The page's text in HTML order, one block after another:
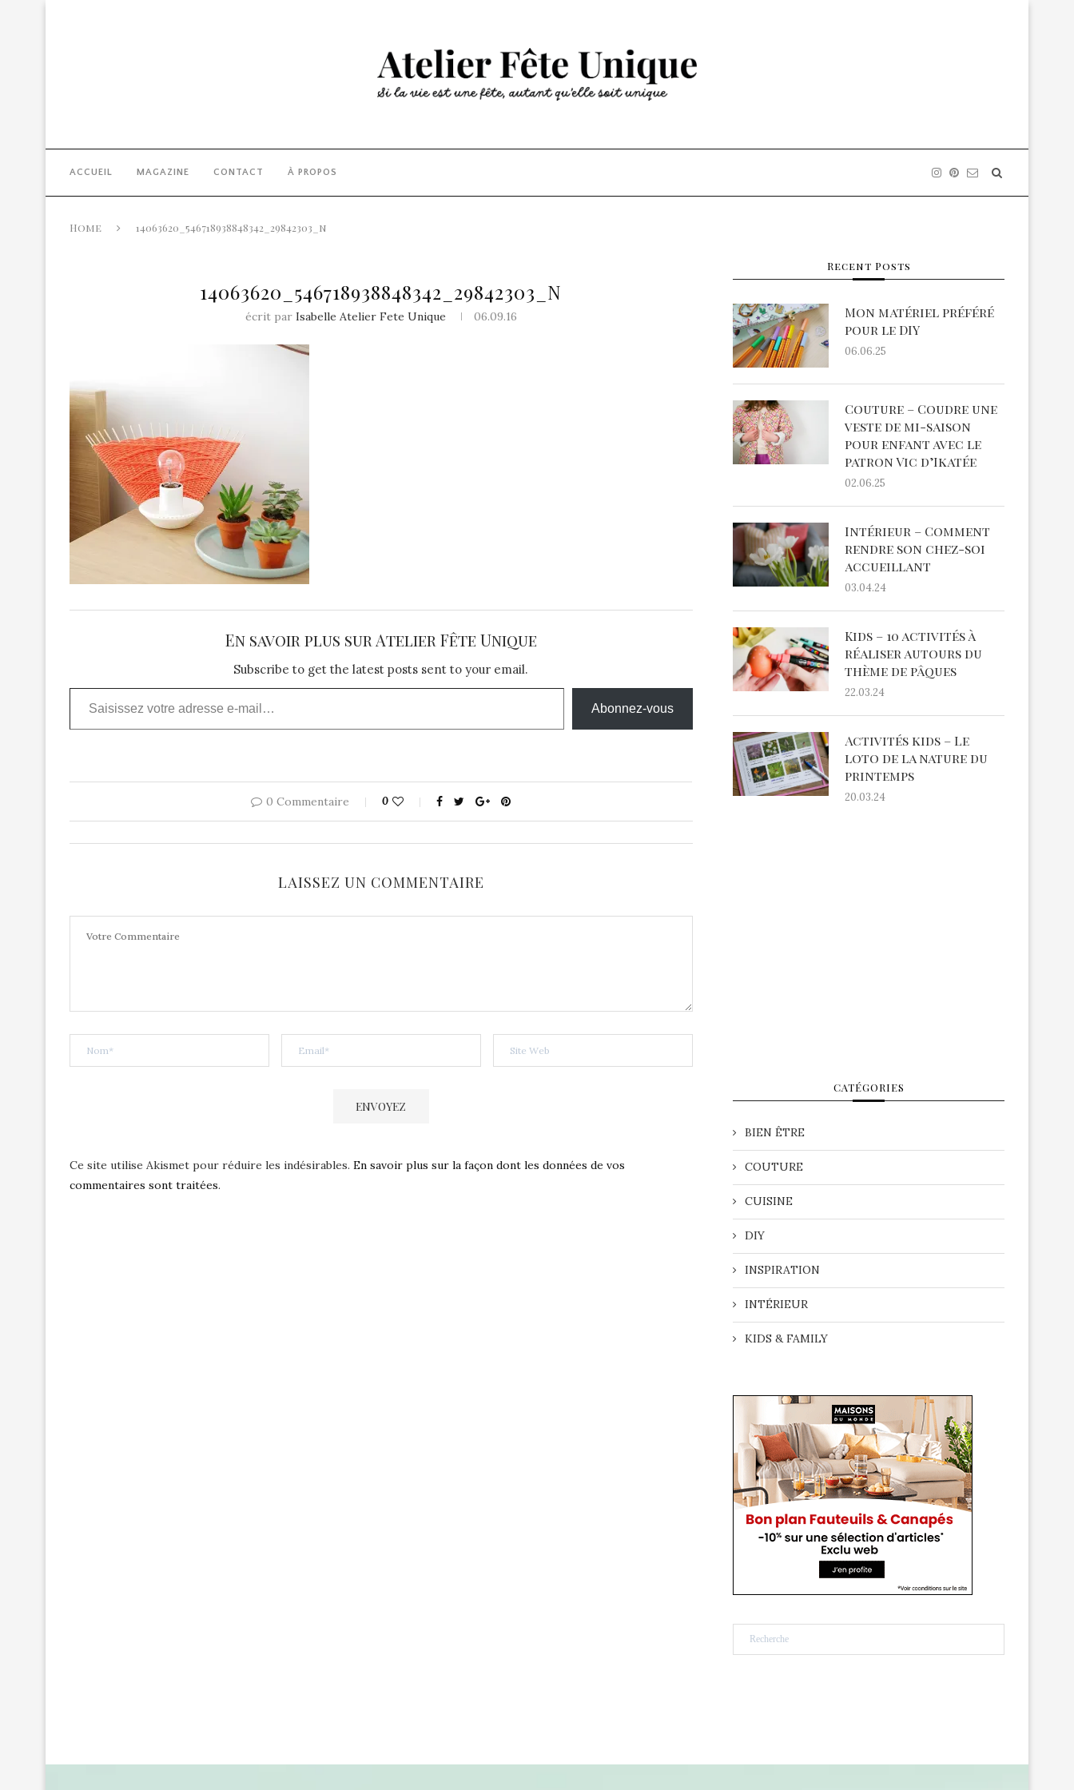
ACCUEIL MAGAZINE CONTACT À PROPOS
Home 14063620_546718938848342_29842303_n
14063620_546718938848342_29842303_N
écrit par Isabelle Atelier Fete Unique 06.09.16
En savoir plus sur Atelier Fête Unique
Subscribe to get the latest posts sent to your email.
Saisissez votre adresse e-mail…
Abonnez-vous
0 Commentaire 0
LAISSEZ UN COMMENTAIRE
Ce site utilise Akismet pour réduire les indésirables. En savoir plus sur la façon dont les données de vos
commentaires sont traitées.
Recent Posts
Mon matériel préféré
pour le DIY
06.06.25
Couture – Coudre une
veste de mi-saison
pour enfant avec le
patron Vic d’Ikatée
02.06.25
Intérieur – Comment
rendre son chez-soi
accueillant
03.04.24
Kids – 10 activités à
réaliser autours du
thème de pâques
22.03.24
Activités kids – Le
loto de la nature du
printemps
20.03.24
CATÉGORIES
BIEN ÊTRE
COUTURE
CUISINE
DIY
INSPIRATION
INTÉRIEUR
KIDS & FAMILY